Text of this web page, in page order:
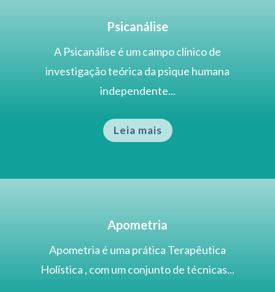
Psicanálise
A Psicanálise é um campo clínico de
investigação teórica da psique humana
independente...
Leia mais
Apometria
Apometria é uma prática Terapêutica
Holística , com um conjunto de técnicas...